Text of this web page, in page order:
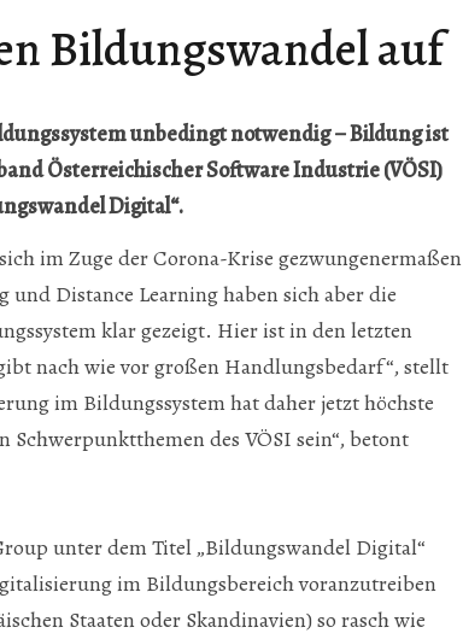
Bildungswandel auf
unbedingt notwendig – Bildung ist
Österreichischer Software Industrie (VÖSI)
Digital“.
im Zuge der Corona-Krise gezwungenermaßen
und Distance Learning haben sich aber die
klar gezeigt. Hier ist in den letzten
nach wie vor großen Handlungsbedarf“, stellt
im Bildungssystem hat daher jetzt höchste
des VÖSI sein“, betont
unter dem Titel „Bildungswandel Digital“
im Bildungsbereich voranzutreiben
Staaten oder Skandinavien) so rasch wie